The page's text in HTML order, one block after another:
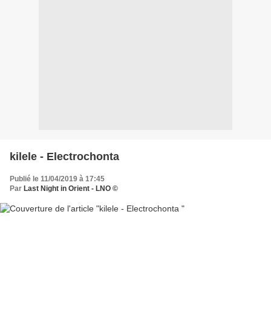
kilele - Electrochonta
Publié le 11/04/2019 à 17:45
Par Last Night in Orient - LNO ©